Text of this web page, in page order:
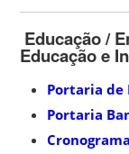
Educação /
Educação e
Portaria de
Portaria
Cronograma